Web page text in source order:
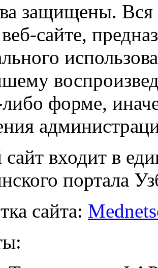
защищены.
сайте,
форме,
входит в
портала
сайта: